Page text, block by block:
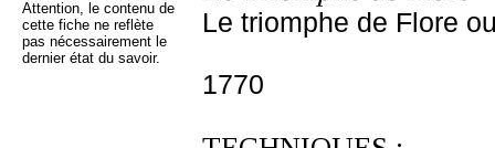
Attention, le contenu de
cette fiche ne reflète
pas nécessairement le
dernier état du savoir.
Le triomphe de Flore
1770